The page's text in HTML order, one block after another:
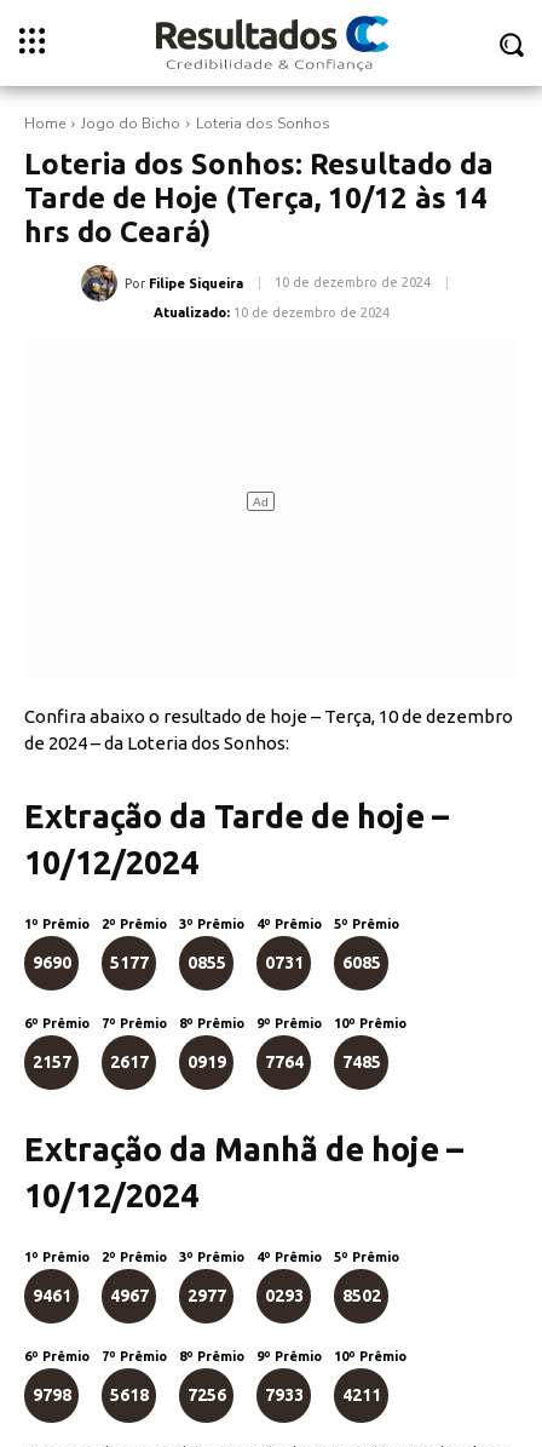
Home Jogo do Bicho Loteria dos Sonhos
Loteria dos Sonhos: Resultado da
Tarde de Hoje (Terça, 10/12 às 14
hrs do Ceará)
Por Filipe Siqueira 10 de dezembro de 2024
Atualizado: 10 de dezembro de 2024
Confira abaixo o resultado de hoje – Terça, 10 de dezembro
de 2024 – da Loteria dos Sonhos:
Extração da Tarde de hoje –
10/12/2024
1º Prêmio
9690
2º Prêmio
5177
3º Prêmio
0855
4º Prêmio
0731
5º Prêmio
6085
6º Prêmio
2157
7º Prêmio
2617
8º Prêmio
0919
9º Prêmio
7764
10º Prêmio
7485
Extração da Manhã de hoje –
10/12/2024
1º Prêmio
9461
2º Prêmio
4967
3º Prêmio
2977
4º Prêmio
0293
5º Prêmio
8502
6º Prêmio
9798
7º Prêmio
5618
8º Prêmio
7256
9º Prêmio
7933
10º Prêmio
4211